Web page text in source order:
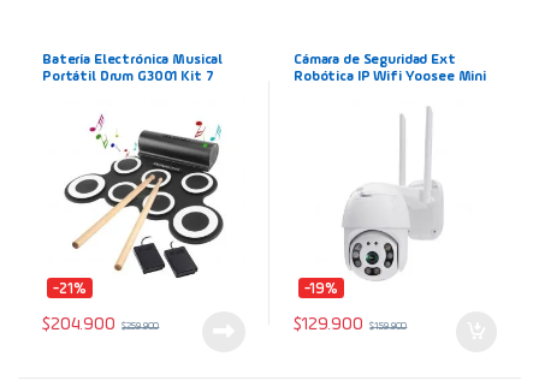
Batería Electrónica Musical
Portátil Drum G3001 Kit 7
-21%
$204.900 $259.900
Cámara de Seguridad Ext
Robótica IP Wifi Yoosee Mini
-19%
$129.900 $159.900